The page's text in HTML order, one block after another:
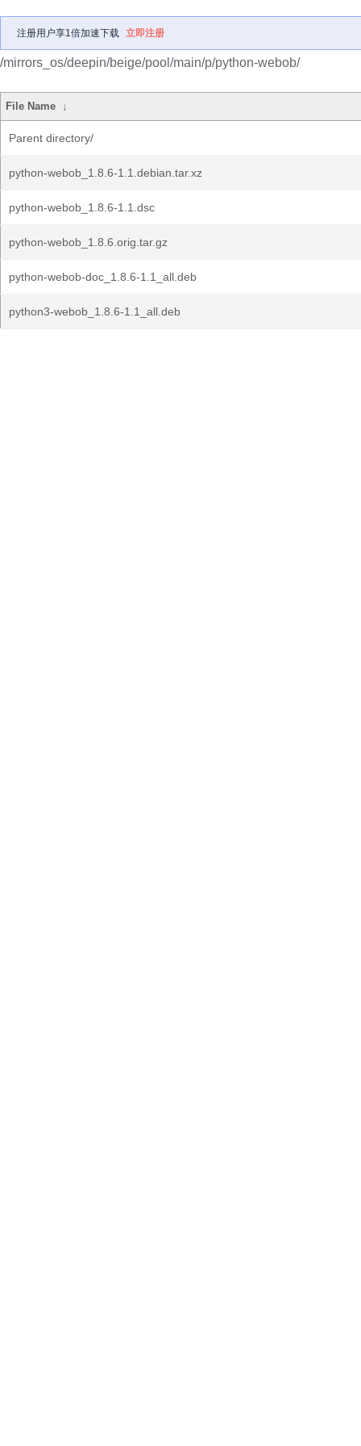
注册用户享1倍加速下载 立即注册
/mirrors_os/deepin/beige/pool/main/p/python-webob/
File Name ↓
Parent directory/
python-webob_1.8.6-1.1.debian.tar.xz
python-webob_1.8.6-1.1.dsc
python-webob_1.8.6.orig.tar.gz
python-webob-doc_1.8.6-1.1_all.deb
python3-webob_1.8.6-1.1_all.deb